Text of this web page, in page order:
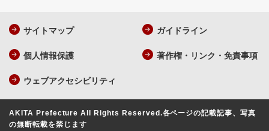
サイトマップ ガイドライン
個人情報保護 著作権・リンク・免責事項
ウェブアクセシビリティ
AKITA Prefecture All Rights Reserved.各ページの記載記事、写真
の無断転載を禁じます